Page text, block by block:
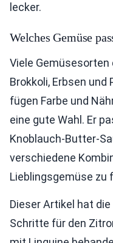
lecker.
Welches Gemüse
Viele Gemüsesorten
Brokkoli, Erbsen und
fügen Farbe und
eine gute Wahl. Er
Knoblauch-Butter-
verschiedene
Lieblingsgemüse zu
Dieser Artikel hat
Schritte für den